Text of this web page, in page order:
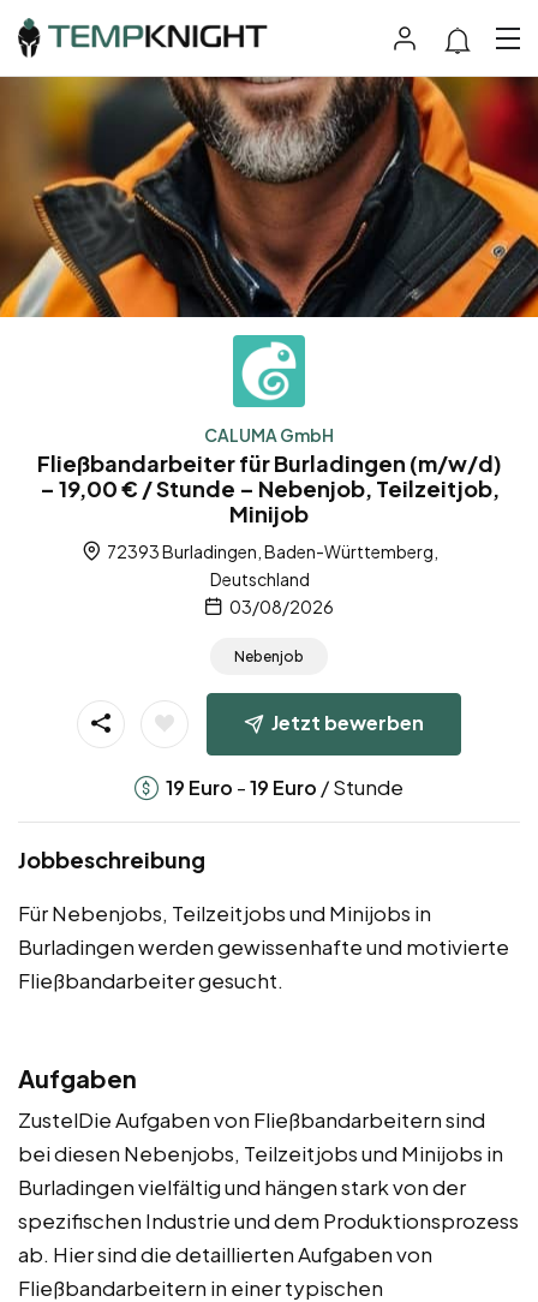
CALUMA GmbH
Fließbandarbeiter für Burladingen (m/w/d)
– 19,00 € / Stunde – Nebenjob, Teilzeitjob,
Minijob
72393 Burladingen, Baden-Württemberg,
Deutschland
03/08/2026
Nebenjob
Jetzt bewerben
19 Euro -19 Euro / Stunde
Jobbeschreibung
Für Nebenjobs, Teilzeitjobs und Minijobs in
Burladingen werden gewissenhafte und motivierte
Fließbandarbeiter gesucht.
Aufgaben
ZustelDie Aufgaben von Fließbandarbeitern sind
bei diesen Nebenjobs, Teilzeitjobs und Minijobs in
Burladingen vielfältig und hängen stark von der
spezifischen Industrie und dem Produktionsprozess
ab. Hier sind die detaillierten Aufgaben von
Fließbandarbeitern in einer typischen